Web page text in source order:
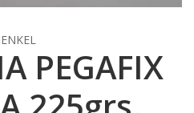
PEGAFIX